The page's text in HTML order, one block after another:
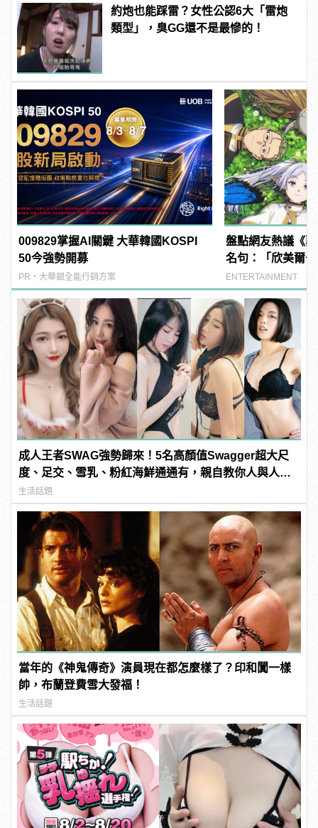
約炮也能踩雷？女性公認6大「雷炮
類型」，臭GG還不是最慘的！
009829掌握AI關鍵 大華韓國KOSPI
50今強勢開募
PR・大華銀全能行銷方案
盤點網友熱議《
名句：「欣美爾
感動
ENTERTAINMENT
成人王者SWAG強勢歸來！5名高顏值Swagger超大尺
度、足交、雪乳、粉紅海鮮通通有，親自教你人與人的
連結！ | manfashion這樣變型男
生活話題
當年的《神鬼傳奇》演員現在都怎麼樣了？印和闐一樣
帥，布蘭登費雪大發福！
生活話題